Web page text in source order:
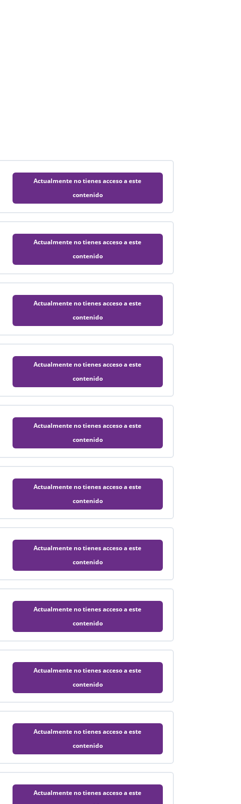
Actualmente no tienes acceso a este
contenido
Actualmente no tienes acceso a este
contenido
Actualmente no tienes acceso a este
contenido
Actualmente no tienes acceso a este
contenido
Actualmente no tienes acceso a este
contenido
Actualmente no tienes acceso a este
contenido
Actualmente no tienes acceso a este
contenido
Actualmente no tienes acceso a este
contenido
Actualmente no tienes acceso a este
contenido
Actualmente no tienes acceso a este
contenido
Actualmente no tienes acceso a este